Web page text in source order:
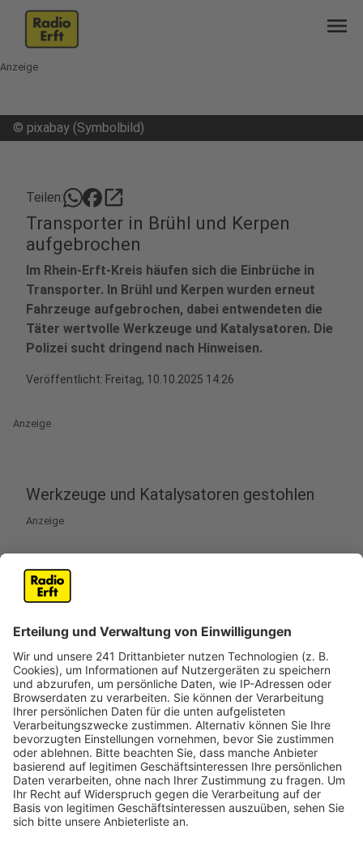
menu
Anzeige
© pixabay (Symbolbild)
Teilen: open_in_new
Transporter in Brühl und Kerpen
aufgebrochen
Im Rhein-Erft-Kreis häufen sich die Einbrüche in
Transporter. In Brühl und Kerpen wurden erneut
Fahrzeuge aufgebrochen, dabei entwendeten die
Täter wertvolle Werkzeuge und Katalysatoren. Die
Polizei sucht dringend nach Hinweisen.
Veröffentlicht: Freitag, 10.10.2025 14:26
Anzeige
Werkzeuge und Katalysatoren gestohlen
Anzeige
Im Rhein-Erft-Kreis sind erneut Transporter Ziel von
Einbrechern geworden. In Brühl und Kerpen wurden
entwendeten Werkzeuge und Katalysatoren.
In Brühl traf es einen Transporter, der an der
Hamburger Straße abgestellt war. Laut Polizei wurde
das Fahrzeug gewaltsam aufgebrochen, dabei
verschwanden zahlreiche Werkzeuge.
Ein weiterer Vorfall ereignete sich in Kerpen. Auf
einem Parkplatz an der Kerpener Straße wurde ein
Sprinter aufgebrochen. Die Täter sollen eine größere
Anzahl von Katalysatoren gestohlen haben.